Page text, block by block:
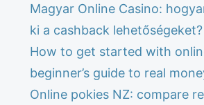
Magyar Online Casino:
ki a cashback lehetőségeket?
How to get started with
beginner’s guide to real
Online pokies NZ: compare